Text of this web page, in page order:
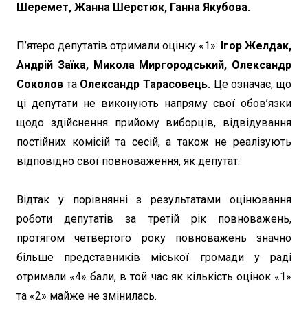
Шеремет, Жанна Шерстюк, Ганна Якубова.
П’ятеро депутатів отримали оцінку «1»: Ігор Желдак,
Андрій Заїка, Микола Миргородський, Олександр
Соколовта Олександр Тарасовець. Це означає, що
ці депутати не виконують напряму свої обов’язки
щодо здійснення прийому виборців, відвідування
постійних комісій та сесій, а також не реалізують
відповідно свої повноваження, як депутат.
Відтак у порівнянні з результатами оцінювання
роботи депутатів за третій рік повноважень,
протягом четвертого року повноважень значно
більше представників міської громади у раді
отримали «4» бали, в той час як кількість оцінок «1»
та «2» майже не змінилась.